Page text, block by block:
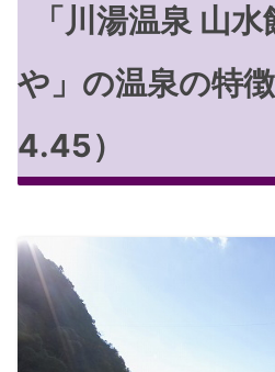
「川湯温泉 山
や」の温泉の特
4.45）